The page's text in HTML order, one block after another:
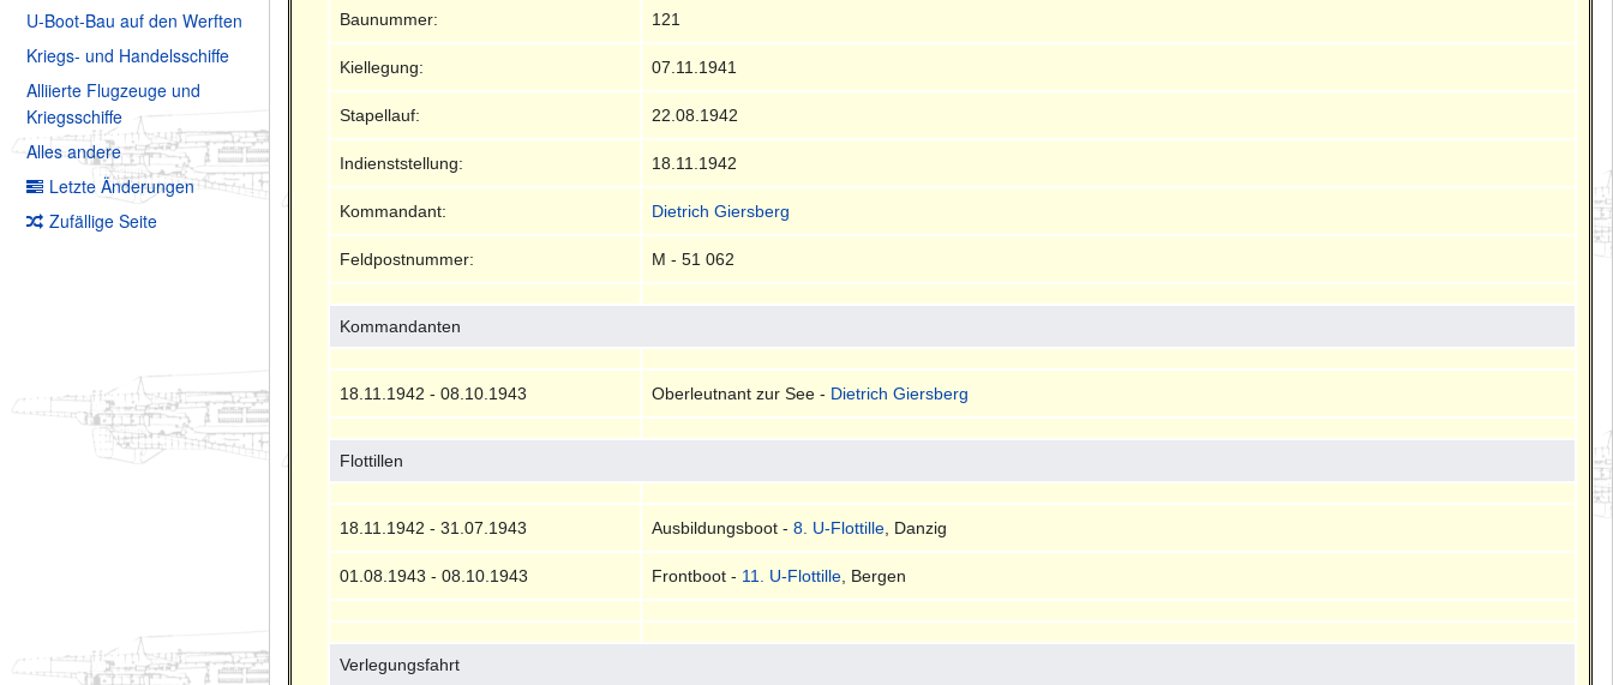
U-Boot-Bau auf den Werften
Kriegs- und Handelsschiffe
Alliierte Flugzeuge und
Kriegsschiffe
Alles andere
Letzte Änderungen
Zufällige Seite
Baunummer: 121
Kiellegung: 07.11.1941
Stapellauf: 22.08.1942
Indienststellung: 18.11.1942
Kommandant: Dietrich Giersberg
Feldpostnummer: M - 51 062
Kommandanten
18.11.1942 - 08.10.1943 Oberleutnant zur See - Dietrich Giersberg
Flottillen
18.11.1942 - 31.07.1943 Ausbildungsboot -8. U-Flottille , Danzig
01.08.1943 - 08.10.1943 Frontboot - 11. U-Flottille , Bergen
Verlegungsfahrt